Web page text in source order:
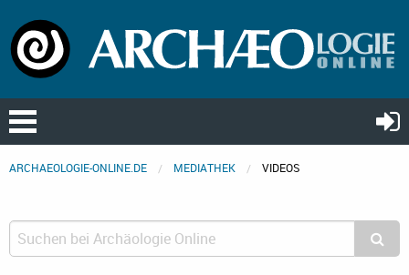
ARCHAEOLOGIE-ONLINE.DE MEDIATHEK VIDEOS